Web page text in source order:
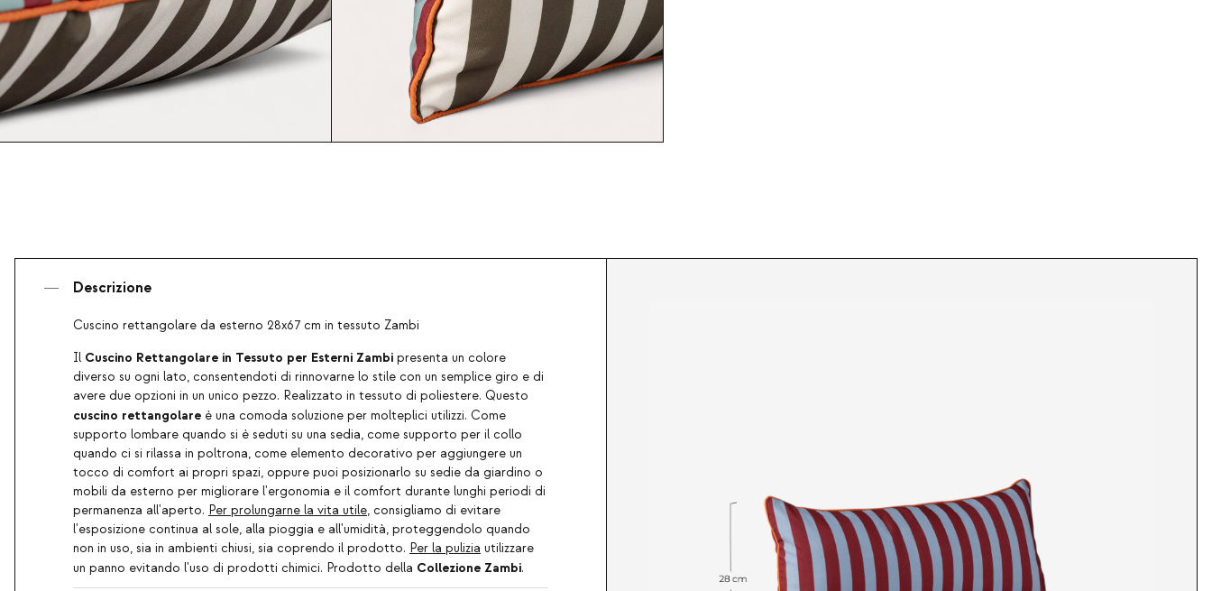
Descrizione
Cuscino rettangolare da esterno 28x67 cm in tessuto Zambi
Il Cuscino Rettangolare in Tessuto per Esterni Zambi presenta un colore
diverso su ogni lato, consentendoti di rinnovarne lo stile con un semplice giro e di
avere due opzioni in un unico pezzo. Realizzato in tessuto di poliestere. Questo
cuscino rettangolare è una comoda soluzione per molteplici utilizzi. Come
supporto lombare quando si è seduti su una sedia, come supporto per il collo
quando ci si rilassa in poltrona, come elemento decorativo per aggiungere un
tocco di comfort ai propri spazi, oppure puoi posizionarlo su sedie da giardino o
mobili da esterno per migliorare l'ergonomia e il comfort durante lunghi periodi di
permanenza all'aperto. Per prolungarne la vita utile, consigliamo di evitare
l'esposizione continua al sole, alla pioggia e all'umidità, proteggendolo quando
non in uso, sia in ambienti chiusi, sia coprendo il prodotto. Per la pulizia utilizzare
un panno evitando l'uso di prodotti chimici. Prodotto della Collezione Zambi.